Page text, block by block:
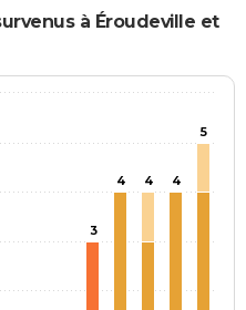
à Éroudeville et
3
4 4 4
5